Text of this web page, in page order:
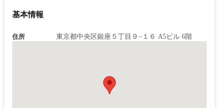
基本情報
住所 東京都中央区銀座５丁目９−１６ A5ビル 6階